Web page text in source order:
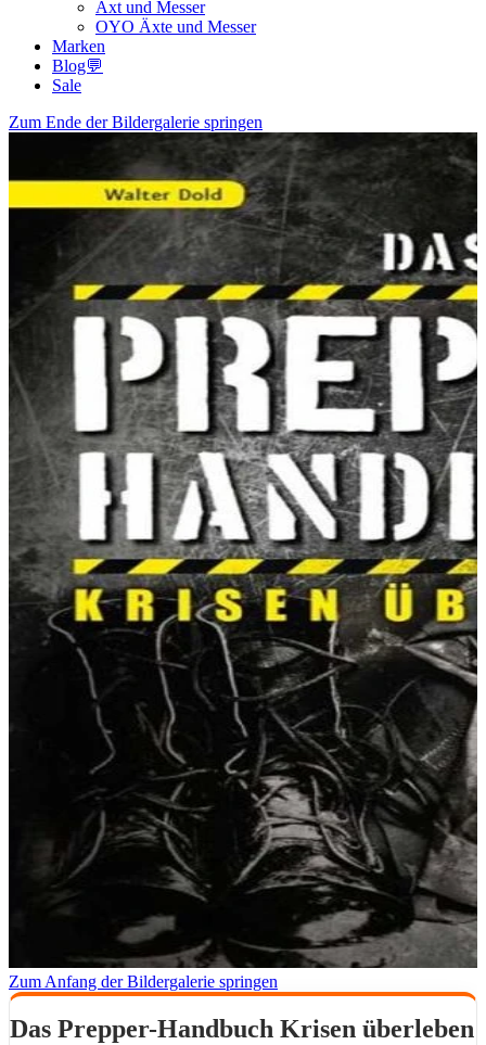
Axt und Messer
OYO Äxte und Messer
Marken
Blog💬
Sale
Zum Ende der Bildergalerie springen
Zum Anfang der Bildergalerie springen
Das Prepper-Handbuch Krisen überleben